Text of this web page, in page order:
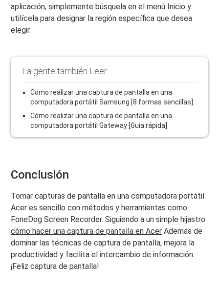
aplicación, simplemente búsquela en el menú Inicio y
utilícela para designar la región específica que desea
elegir.
La gente también Leer
Cómo realizar una captura de pantalla en una
computadora portátil Samsung [8 formas sencillas]
Cómo realizar una captura de pantalla en una
computadora portátil Gateway [Guía rápida]
Conclusión
Tomar capturas de pantalla en una computadora portátil
Acer es sencillo con métodos y herramientas como
FoneDog Screen Recorder. Siguiendo a un simple hijastro
cómo hacer una captura de pantalla en Acer Además de
dominar las técnicas de captura de pantalla, mejora la
productividad y facilita el intercambio de información.
¡Feliz captura de pantalla!